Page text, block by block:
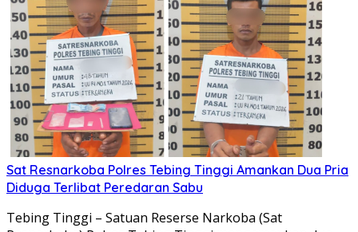
Sat Resnarkoba Polres Tebing Tinggi Amankan Dua Pria
Diduga Terlibat Peredaran Sabu
Tebing Tinggi – Satuan Reserse Narkoba (Sat